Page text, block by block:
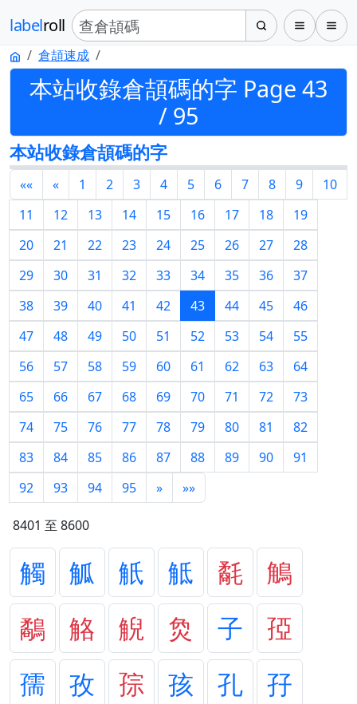
labelroll
倉頡速成
本站收錄倉頡碼的字 Page 43
/ 95
本站收錄倉頡碼的字
«« « 1 2 3 4 5 6 7 8 9
10
11
12 13 14 15 16 17 18
19
20
21 22 23 24 25 26 27
28
29
30 31 32 33 34 35 36
37
38
39 40 41 42 43 44 45
46
47
48 49 50 51 52 53 54
55
56
57 58 59 60 61 62 63
64
65
66 67 68 69 70 71 72
73
74
75 76 77 78 79 80 81
82
83
84 85 86 87 88 89 90
91
92
93 94 95 » »»
8401 至 8600
觸 觚 觗 觝 氄
鵤
鷸
觡 觬 烉 子
孲
孺
孜 孮 孩 孔
孖